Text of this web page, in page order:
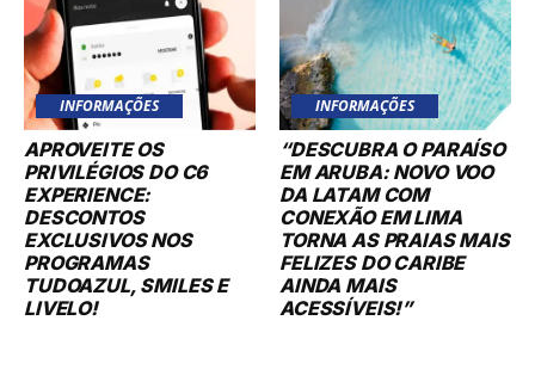
INFORMAÇÕES
APROVEITE OS
PRIVILÉGIOS DO C6
EXPERIENCE:
DESCONTOS
EXCLUSIVOS NOS
PROGRAMAS
TUDOAZUL, SMILES E
LIVELO!
INFORMAÇÕES
“DESCUBRA O PARAÍSO
EM ARUBA: NOVO VOO
DA LATAM COM
CONEXÃO EM LIMA
TORNA AS PRAIAS MAIS
FELIZES DO CARIBE
AINDA MAIS
ACESSÍVEIS!”